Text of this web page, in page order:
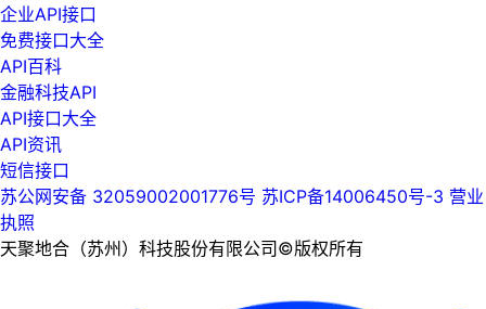
企业API接口
免费接口大全
API百科
金融科技API
API接口大全
API资讯
短信接口
苏公网安备 32059002001776号 苏ICP备14006450号-3 营业
执照
天聚地合（苏州）科技股份有限公司©版权所有